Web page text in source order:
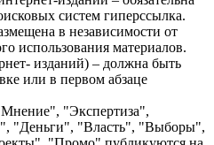
систем гиперссылка.
в независимости от
использования материалов.
изданий) – должна быть
или в первом абзаце
"Экспертиза",
"Деньги", "Власть", "Выборы",